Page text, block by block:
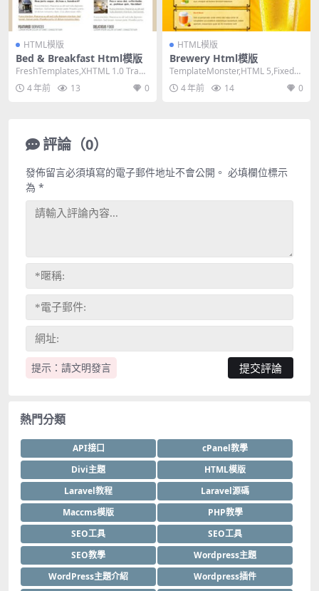
HTML模版
Bed & Breakfast Html模版
FreshTemplates,XHTML 1.0 Trans
itional,Fi...
4 年前 13 0
HTML模版
Brewery Html模版
TemplateMonster,HTML 5,Fixed
Width, 1 Co...
4 年前 14 0
評論（0）
提示：請文明發言
發佈留言必須填寫的電子郵件地址不會公開。 必填欄位標示
為 *
熱門分類
API接口
cPanel教學
Divi主題
HTML模版
Laravel教程
Laravel源碼
Maccms模版
PHP教學
SEO工具
SEO工具
SEO教學
Wordpress主題
WordPress主題介紹
Wordpress插件